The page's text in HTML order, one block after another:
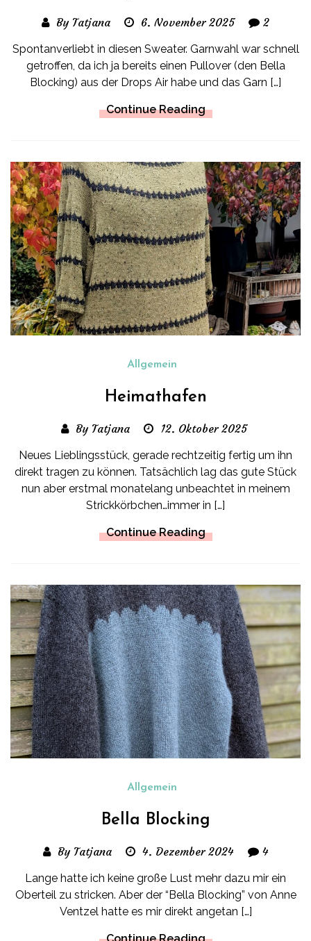
By Tatjana 6. November 2025 2
Spontanverliebt in diesen Sweater. Garnwahl war schnell
getroffen, da ich ja bereits einen Pullover (den Bella
Blocking) aus der Drops Air habe und das Garn […]
Continue Reading
Allgemein
Heimathafen
By Tatjana 12. Oktober 2025
Neues Lieblingsstück, gerade rechtzeitig fertig um ihn
direkt tragen zu können. Tatsächlich lag das gute Stück
nun aber erstmal monatelang unbeachtet in meinem
Strickkörbchen…immer in […]
Continue Reading
Allgemein
Bella Blocking
By Tatjana 4. Dezember 2024 4
Lange hatte ich keine große Lust mehr dazu mir ein
Oberteil zu stricken. Aber der “Bella Blocking” von Anne
Ventzel hatte es mir direkt angetan […]